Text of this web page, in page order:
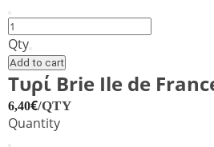
Τυρί
Φιλαδέλφεια
200γρ
quantity
Qty
Add to cart
Τυρί Brie Ile de
6,40€/QTY
Quantity